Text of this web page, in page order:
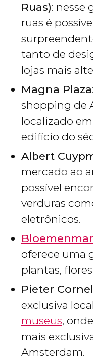
Ruas): nesse
ruas é
tanto de
lojas mais
Magna Plaza
shopping de
localizado
edifício do
Albert
mercado ao
possível
verduras
eletrônicos.
oferece uma
plantas,
Pieter
exclusiva
museus,
mais
Amsterdam.